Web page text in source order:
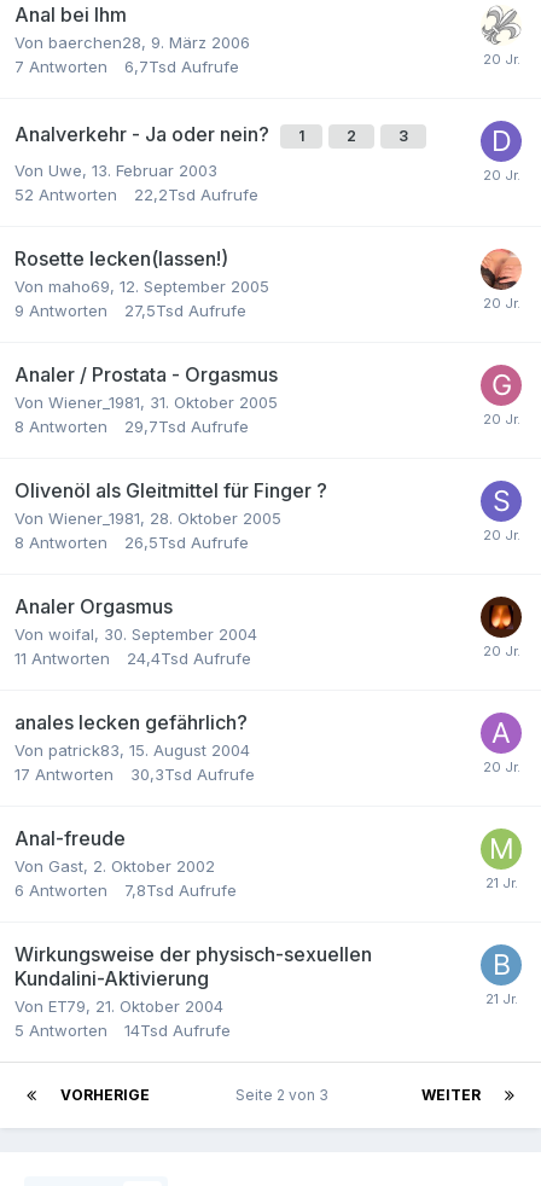
Anal bei Ihm
Von baerchen28, 9. März 2006
7 Antworten 6,7Tsd Aufrufe
Analverkehr - Ja oder nein? 1 2 3
Von Uwe, 13. Februar 2003
52 Antworten 22,2Tsd Aufrufe
Rosette lecken(lassen!)
Von maho69, 12. September 2005
9 Antworten 27,5Tsd Aufrufe
Analer / Prostata - Orgasmus
Von Wiener_1981, 31. Oktober 2005
8 Antworten 29,7Tsd Aufrufe
Olivenöl als Gleitmittel für Finger ?
Von Wiener_1981, 28. Oktober 2005
8 Antworten 26,5Tsd Aufrufe
Analer Orgasmus
Von woifal, 30. September 2004
11 Antworten 24,4Tsd Aufrufe
anales lecken gefährlich?
Von patrick83, 15. August 2004
17 Antworten 30,3Tsd Aufrufe
Anal-freude
Von Gast, 2. Oktober 2002
6 Antworten 7,8Tsd Aufrufe
Wirkungsweise der physisch-sexuellen
Kundalini-Aktivierung
Von ET79, 21. Oktober 2004
5 Antworten 14Tsd Aufrufe
VORHERIGE WEITER
Seite 2 von 3